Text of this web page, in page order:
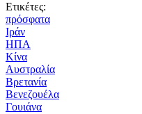
Ετικέτες:
πρόσφατα
Ιράν
ΗΠΑ
Κίνα
Αυστραλία
Βρετανία
Βενεζουέλα
Γουιάνα